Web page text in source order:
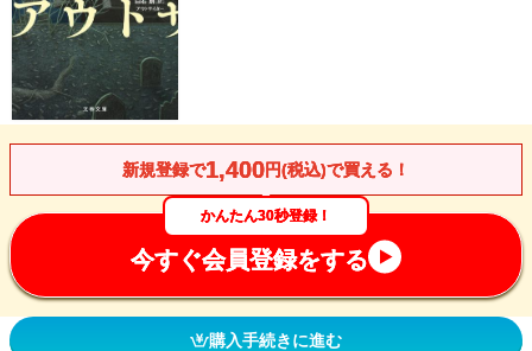
新規登録で1,400円(税込)で買える！
かんたん30秒登録！
今すぐ会員登録をする
購入手続きに進む